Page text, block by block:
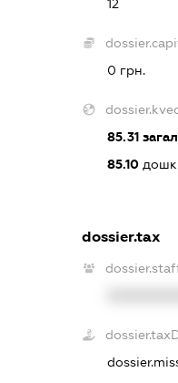
12
0 грн.
85.31
85.10
dossier.tax